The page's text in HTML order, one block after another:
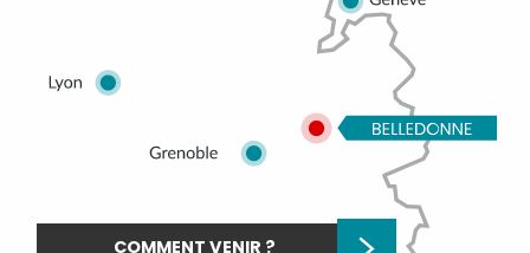
COMMENT VENIR ?